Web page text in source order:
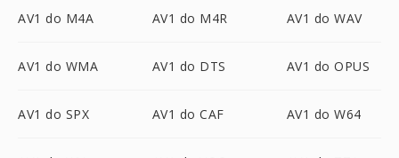
AV1 do M4A AV1 do M4R AV1 do WAV
AV1 do WMA AV1 do DTS AV1 do OPUS
AV1 do SPX AV1 do CAF AV1 do W64